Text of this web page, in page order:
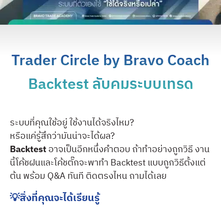
Trader Circle by Bravo Coach
Backtest ลับคมระบบเทรด
ระบบที่คุณใช้อยู่ ใช้งานได้จริงไหม?
หรือแค่รู้สึกว่ามันน่าจะได้ผล?
Backtestอาจเป็นอีกหนึ่งคำตอบ ถ้าทำอย่างถูกวิธี งาน
นี้โค้ชฝนและโค้ชตั๊กจะพาทำ Backtest แบบถูกวิธีตั้งแต่
ต้น พร้อม Q&A ทันที ติดตรงไหน ถามได้เลย
💡สิ่งที่คุณจะได้เรียนรู้